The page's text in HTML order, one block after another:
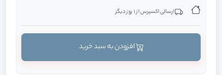
ارسالی اکسپرس از 1 روز دیگر